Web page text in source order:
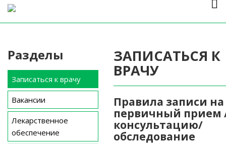
content
Разделы
Записаться к врачу
Вакансии
Лекарственное
обеспечение
ЗАПИСАТЬСЯ К
ВРАЧУ
Правила записи на
первичный прием
консультацию/
обследование